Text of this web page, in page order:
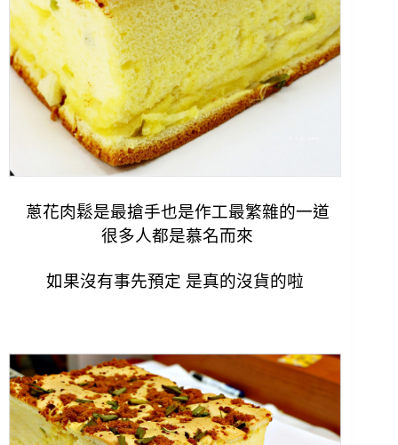
蔥花肉鬆是最搶手也是作工最繁雜的一道
很多人都是慕名而來
如果沒有事先預定 是真的沒貨的啦